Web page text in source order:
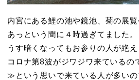
内宮にある鯉の池や鏡池、菊の展覧
あっという間に４時過ぎてました。
うす暗くなってもお参りの人が絶え
コロナ第8波がジワジワ来ている
≫という思いで来ている人が多いの